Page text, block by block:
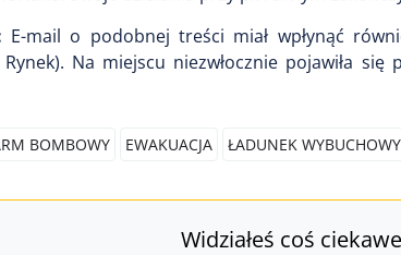
E-mail o podobnej treści miał wpłynąć
Na miejscu niezwłocznie pojawiła się
BOMBOWY EWAKUACJA ŁADUNEK WYBUCHOWY
Widziałeś coś